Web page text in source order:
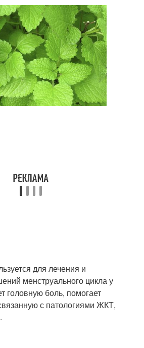
для лечения и
менструального цикла у
головную боль, помогает
с патологиями ЖКТ,